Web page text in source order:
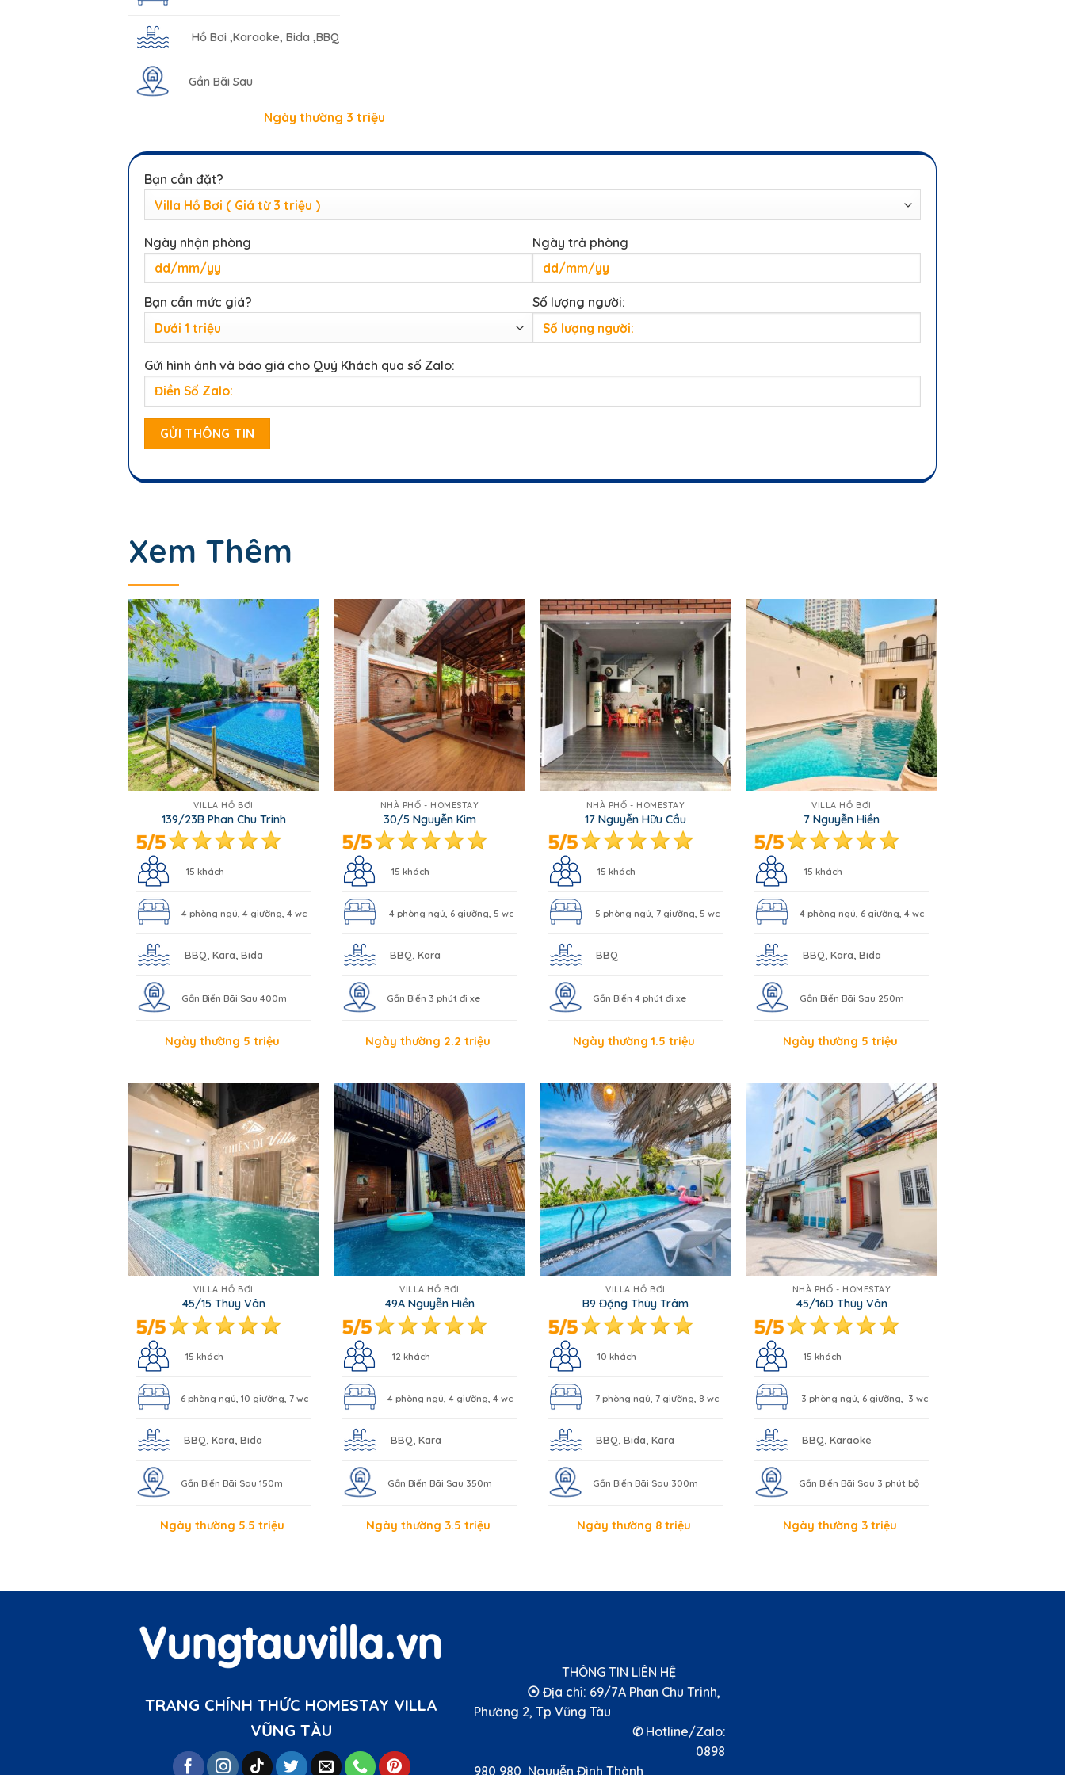
Hồ Bơi ,Karaoke, Bida ,BBQ
Gần Bãi Sau
Ngày thường 3 triệu
Bạn cần đặt?
Ngày nhận phòng Ngày trả phòng
Bạn cần mức giá? Số lượng người:
Gửi hình ảnh và báo giá cho Quý Khách qua số Zalo:
Xem Thêm
VILLA HỒ BƠI
139/23B Phan Chu Trinh
15 khách
4 phòng ngủ, 4 giường, 4 wc
BBQ, Kara, Bida
Gần Biển Bãi Sau 400m
Ngày thường 5 triệu
NHÀ PHỐ - HOMESTAY
30/5 Nguyễn Kim
15 khách
4 phòng ngủ, 6 giường, 5 wc
BBQ, Kara
Gần Biển 3 phút đi xe
Ngày thường 2.2 triệu
NHÀ PHỐ - HOMESTAY
17 Nguyễn Hữu Cầu
15 khách
5 phòng ngủ, 7 giường, 5 wc
BBQ
Gần Biển 4 phút đi xe
Ngày thường 1.5 triệu
VILLA HỒ BƠI
7 Nguyễn Hiền
15 khách
4 phòng ngủ, 6 giường, 4 wc
BBQ, Kara, Bida
Gần Biển Bãi Sau 250m
Ngày thường 5 triệu
VILLA HỒ BƠI
45/15 Thùy Vân
15 khách
6 phòng ngủ, 10 giường, 7 wc
BBQ, Kara, Bida
Gần Biển Bãi Sau 150m
Ngày thường 5.5 triệu
VILLA HỒ BƠI
49A Nguyễn Hiền
12 khách
4 phòng ngủ, 4 giường, 4 wc
BBQ, Kara
Gần Biển Bãi Sau 350m
Ngày thường 3.5 triệu
VILLA HỒ BƠI
B9 Đặng Thùy Trâm
10 khách
7 phòng ngủ, 7 giường, 8 wc
BBQ, Bida, Kara
Gần Biển Bãi Sau 300m
Ngày thường 8 triệu
NHÀ PHỐ - HOMESTAY
45/16D Thùy Vân
15 khách
3 phòng ngủ, 6 giường, 3 wc
BBQ, Karaoke
Gần Biển Bãi Sau 3 phút bộ
Ngày thường 3 triệu
TRANG CHÍNH THỨC HOMESTAY VILLA
VŨNG TÀU
THÔNG TIN LIÊN HỆ
⦿ Địa chỉ: 69/7A Phan Chu Trinh,
Phường 2, Tp Vũng Tàu
✆ Hotline/Zalo:
0898
980 980 Nguyễn Đình Thành